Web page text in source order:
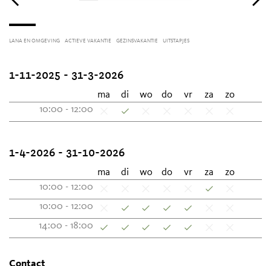
LANA EN OMGEVING ACTIEVE VAKANTIE GEZINSVAKANTIE UITSTAPJES
1-11-2025 - 31-3-2026
ma di wo do vr za
zo
10:00 - 12:00
1-4-2026 - 31-10-2026
ma di wo do vr za
zo
10:00 - 12:00
10:00 - 12:00
14:00 - 18:00
Contact